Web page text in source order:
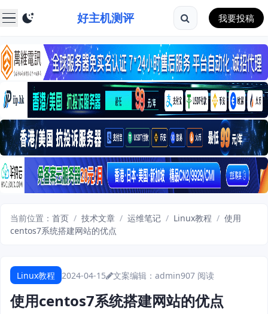
好主机测评 我要投稿
当前位置： 首页 / 技术文章 / 运维笔记 / Linux教程 / 使用
centos7系统搭建网站的优点
Linux教程 2024-04-15 文案编辑：admin907 阅读
使用centos7系统搭建网站的优点